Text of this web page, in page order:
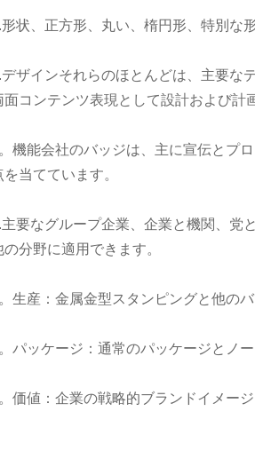
状、正方形、丸い、楕円形、特別な
ザインそれらのほとんどは、主要な
面コンテンツ表現として設計および計
機能会社のバッジは、主に宣伝とプ
を当てています。
要なグループ企業、企業と機関、党
の分野に適用できます。
生産：金属金型スタンピングと他の
パッケージ：通常のパッケージとノ
価値：企業の戦略的ブランドイメー